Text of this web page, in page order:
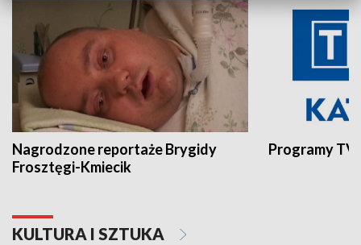
Nagrodzone reportaże Brygidy
Frosztęgi-Kmiecik
Programy
KULTURA I SZTUKA